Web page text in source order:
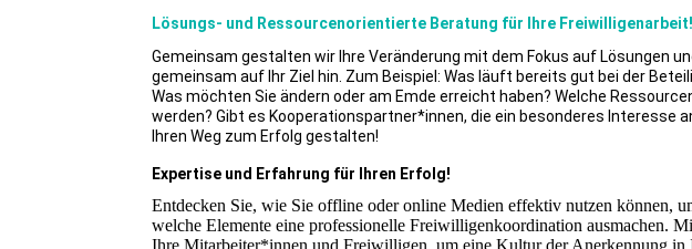
Lösungs- und Ressourcenorientierte Beratung für Ihre Freiwilligenarbeit!
Gemeinsam gestalten wir Ihre Veränderung mit dem Fokus auf Lösungen
gemeinsam auf Ihr Ziel hin. Zum Beispiel: Was läuft bereits gut bei der
Was möchten Sie ändern oder am Emde erreicht haben? Welche
werden? Gibt es Kooperationspartner*innen, die ein besonderes Interesse
Ihren Weg zum Erfolg gestalten!
Expertise und Erfahrung für Ihren Erfolg!
Entdecken Sie, wie Sie offline oder online Medien effektiv nutzen können,
welche Elemente eine professionelle Freiwilligenkoordination ausmachen.
Ihre Mitarbeiter*innen und Freiwilligen, um eine Kultur der Anerkennung in